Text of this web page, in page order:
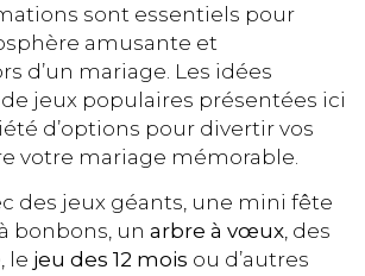
sont essentiels pour
amusante et
d’un mariage. Les idées
jeux populaires présentées ici
d’options pour divertir vos
votre mariage mémorable.
des jeux géants, une mini fête
bonbons, un arbre à vœux , des
le jeu des 12 mois ou d’autres